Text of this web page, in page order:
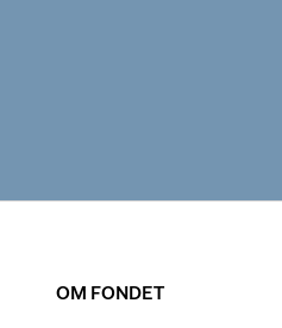
OM FONDET